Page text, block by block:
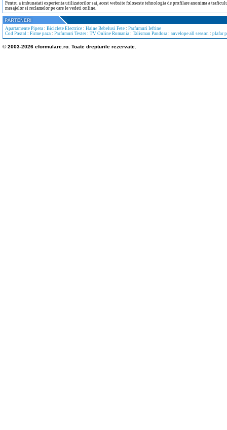
Pentru a imbunatati experienta utilizatorilor sai, acest website foloseste tehnologia de profilare anonima a
mesajelor si reclamelor pe care le vedeti online.
Apartamente Pipera : Biciclete Electrice : Haine Bebelusi Fete : Parfumuri Ieftine
Cod Postal : Firme paza : Parfumuri Tester : TV Online Romania : Talisman Pandora : anvelope all season : plafar
© 2003-2026 eformulare.ro. Toate drepturile rezervate.